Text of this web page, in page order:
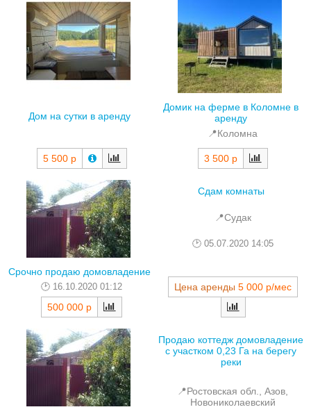
Дом на сутки в аренду
5 500 р
Домик на ферме в Коломне в
аренду
📍Коломна
3 500 р
Срочно продаю домовладение
16.10.2020 01:12
500 000 р
Сдам комнаты
📍Судак
05.07.2020 14:05
Цена аренды 5 000 р/мес
Продаю коттедж домовладение
с участком 0,23 Га на берегу
реки
📍Ростовская обл., Азов,
Новониколаевский